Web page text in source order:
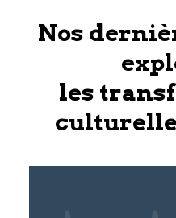
Nos
les